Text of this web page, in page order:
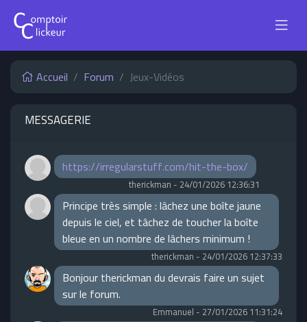
Accueil Forum Jeux-Vidéos
MESSAGERIE
https://irregularstuff.com/hit-the-box/
therickman - 24/01/2026 12:36:31
Principe très simple : lâchez une boîte jaune
depuis le ciel, et tâchez de toucher la boîte
bleue en un nombre de lâchers minimum !
therickman - 24/01/2026 12:37:33
Bonjour therickman du devrais faire un sujet
sur le forum.
Emmanuel - 27/01/2026 11:31:24